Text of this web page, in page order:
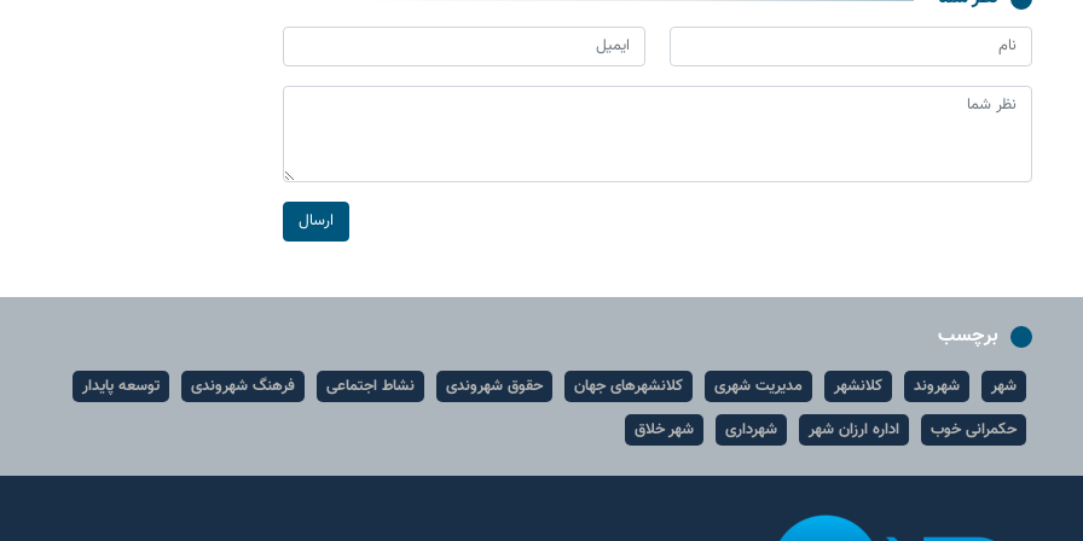
ارسال
برچسب
شهر شهروند کلانشهر مدیریت شهری کلانشهرهای جهان حقوق شهروندی نشاط اجتماعی فرهنگ شهروندی
توسعه پایدار
حکمرانی خوب
اداره ارزان شهر شهرداری شهر خلاق